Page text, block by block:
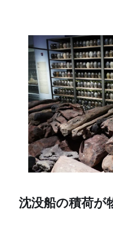
沈没船の積荷が